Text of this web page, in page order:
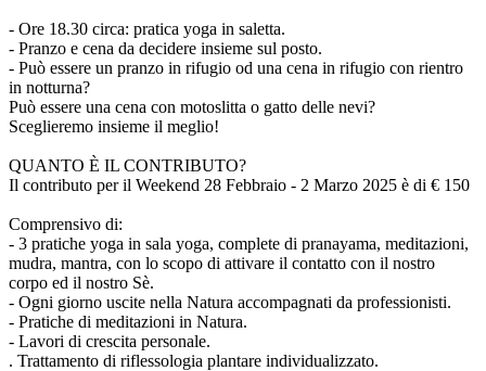
- Ore 18.30 circa: pratica yoga in saletta.
- Pranzo e cena da decidere insieme sul posto.
- Può essere un pranzo in rifugio od una cena in rifugio con rientro
in notturna?
Può essere una cena con motoslitta o gatto delle nevi?
Sceglieremo insieme il meglio!
QUANTO È IL CONTRIBUTO?
Il contributo per il Weekend 28 Febbraio - 2 Marzo 2025 è di € 150
Comprensivo di:
- 3 pratiche yoga in sala yoga, complete di pranayama, meditazioni,
mudra, mantra, con lo scopo di attivare il contatto con il nostro
corpo ed il nostro Sè.
- Ogni giorno uscite nella Natura accompagnati da professionisti.
- Pratiche di meditazioni in Natura.
- Lavori di crescita personale.
. Trattamento di riflessologia plantare individualizzato.